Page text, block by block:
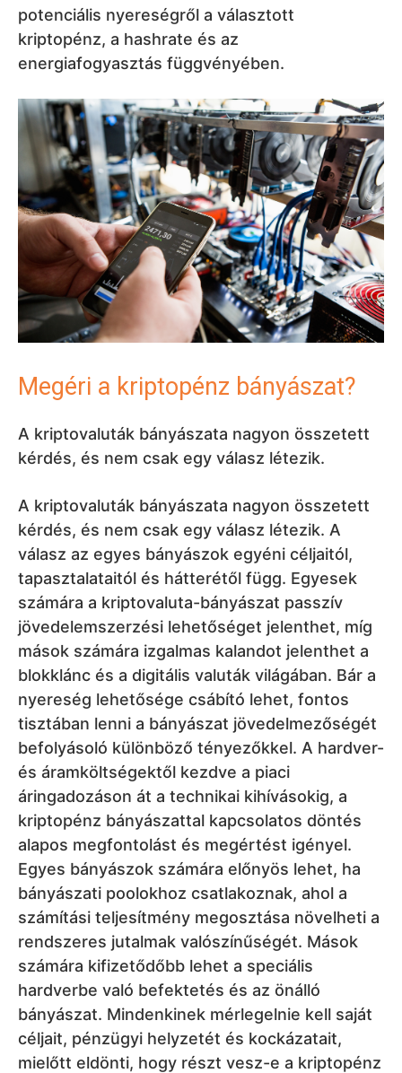
potenciális nyereségről a választott
kriptopénz, a hashrate és az
energiafogyasztás függvényében.
Megéri a kriptopénz bányászat?
A kriptovaluták bányászata nagyon összetett
kérdés, és nem csak egy válasz létezik.
A kriptovaluták bányászata nagyon összetett
kérdés, és nem csak egy válasz létezik. A
válasz az egyes bányászok egyéni céljaitól,
tapasztalataitól és hátterétől függ. Egyesek
számára a kriptovaluta-bányászat passzív
jövedelemszerzési lehetőséget jelenthet, míg
mások számára izgalmas kalandot jelenthet a
blokklánc és a digitális valuták világában. Bár a
nyereség lehetősége csábító lehet, fontos
tisztában lenni a bányászat jövedelmezőségét
befolyásoló különböző tényezőkkel. A hardver-
és áramköltségektől kezdve a piaci
áringadozáson át a technikai kihívásokig, a
kriptopénz bányászattal kapcsolatos döntés
alapos megfontolást és megértést igényel.
Egyes bányászok számára előnyös lehet, ha
bányászati poolokhoz csatlakoznak, ahol a
számítási teljesítmény megosztása növelheti a
rendszeres jutalmak valószínűségét. Mások
számára kifizetődőbb lehet a speciális
hardverbe való befektetés és az önálló
bányászat. Mindenkinek mérlegelnie kell saját
céljait, pénzügyi helyzetét és kockázatait,
mielőtt eldönti, hogy részt vesz-e a kriptopénz